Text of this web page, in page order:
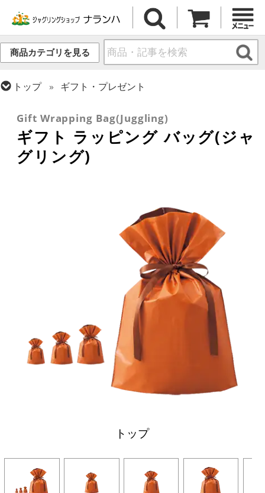
商品カテゴリを見る
トップ
ギフト・プレゼント
Gift Wrapping Bag(Juggling)
ギフト ラッピング バッグ(ジャ
グリング)
トップ